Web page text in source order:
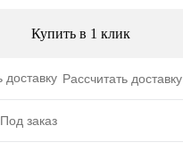
Купить в 1 клик
Рассчитать доставку
Под заказ